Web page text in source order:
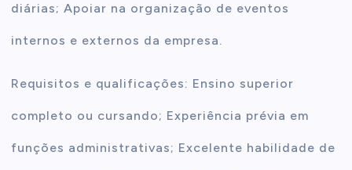
diárias; Apoiar na organização de eventos
internos e externos da empresa.
Requisitos e qualificações: Ensino superior
completo ou cursando; Experiência prévia em
funções administrativas; Excelente habilidade de